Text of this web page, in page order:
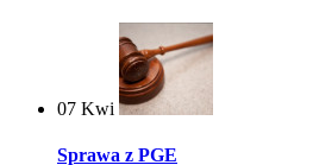
07 Kwi
Sprawa z PGE